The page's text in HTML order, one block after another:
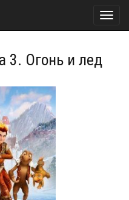
3. Огонь и лед